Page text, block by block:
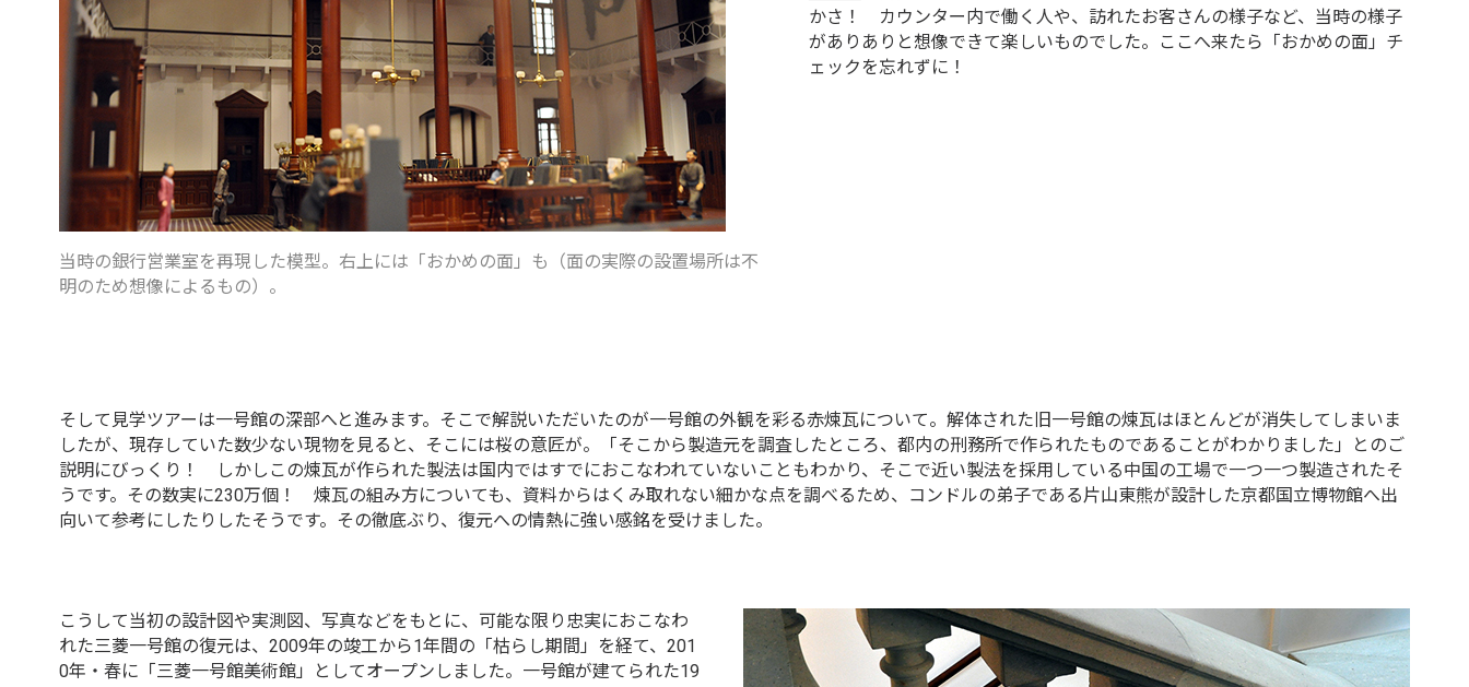
当時の銀行営業室を再現した模型。右上には「おかめの面」も（面の実際の設置場所は不
明のため想像によるもの）。
かさ！ カウンター内で働く人や、訪れたお客さんの様子など、当時の様子
がありありと想像できて楽しいものでした。ここへ来たら「おかめの面」チ
ェックを忘れずに！
そして見学ツアーは一号館の深部へと進みます。そこで解説いただいたのが一号館の外観を彩る赤煉瓦について。解体された旧一号館の煉瓦はほとんどが消失してしまいま
したが、現存していた数少ない現物を見ると、そこには桜の意匠が。「そこから製造元を調査したところ、都内の刑務所で作られたものであることがわかりました」とのご
説明にびっくり！ しかしこの煉瓦が作られた製法は国内ではすでにおこなわれていないこともわかり、そこで近い製法を採用している中国の工場で一つ一つ製造されたそ
うです。その数実に230万個！ 煉瓦の組み方についても、資料からはくみ取れない細かな点を調べるため、コンドルの弟子である片山東熊が設計した京都国立博物館へ出
向いて参考にしたりしたそうです。その徹底ぶり、復元への情熱に強い感銘を受けました。
こうして当初の設計図や実測図、写真などをもとに、可能な限り忠実におこなわ
れた三菱一号館の復元は、2009年の竣工から1年間の「枯らし期間」を経て、201
0年・春に「三菱一号館美術館」としてオープンしました。一号館が建てられた19